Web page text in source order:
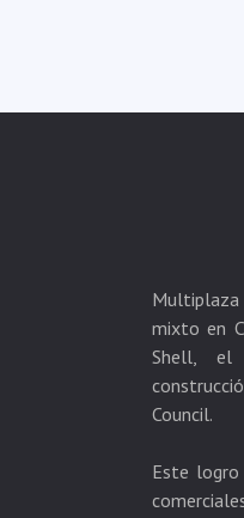
mixto en
Shell, el
Council.
Este